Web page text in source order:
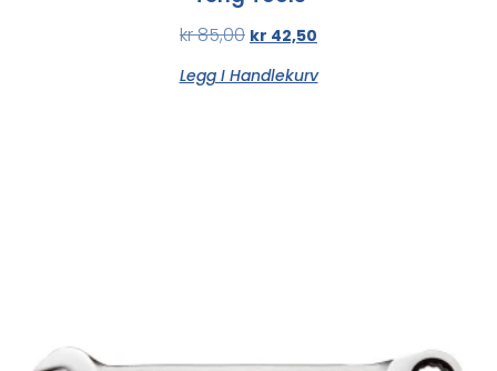
kr85,00 kr 42,50
Legg I Handlekurv